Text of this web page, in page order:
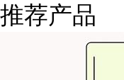
推荐产品